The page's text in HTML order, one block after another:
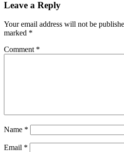
Leave a Reply
Your email address will not be
marked *
Comment *
Name *
Email *